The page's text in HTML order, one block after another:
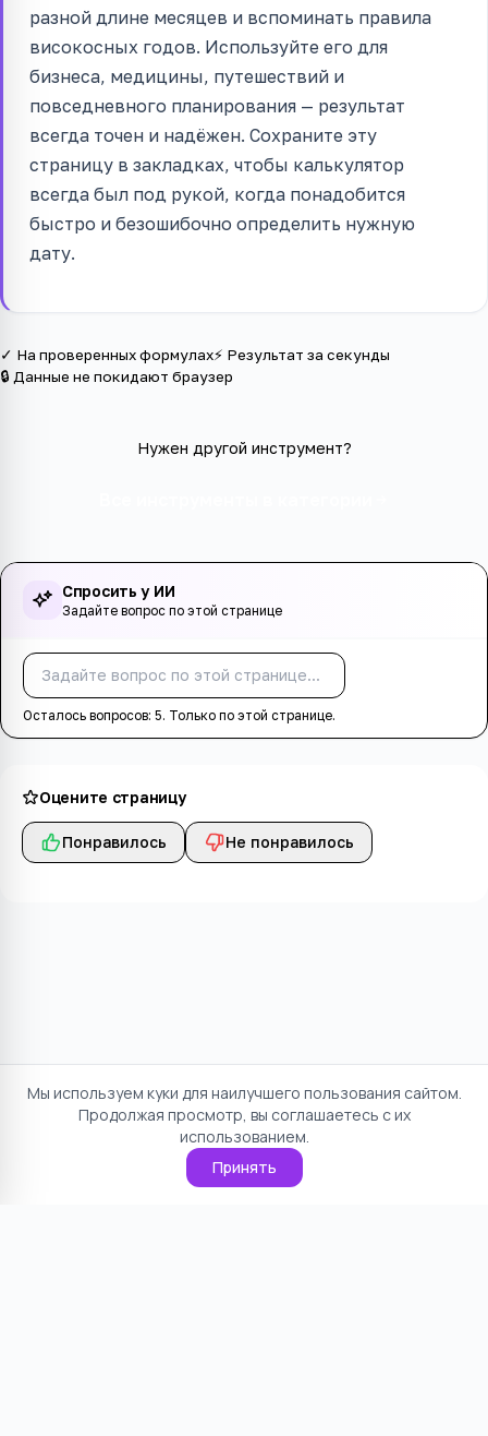
разной длине месяцев и вспоминать правила
високосных годов. Используйте его для
бизнеса, медицины, путешествий и
повседневного планирования — результат
всегда точен и надёжен. Сохраните эту
страницу в закладках, чтобы калькулятор
всегда был под рукой, когда понадобится
быстро и безошибочно определить нужную
дату.
✓ На проверенных формулах⚡ Результат за секунды
🔒 Данные не покидают браузер
Нужен другой инструмент?
Спросить у ИИ
Задайте вопрос по этой странице
Осталось вопросов: 5. Только по этой странице.
Оцените страницу
Понравилось Не понравилось
Мы используем куки для наилучшего пользования сайтом.
Продолжая просмотр, вы соглашаетесь с их
использованием.
Принять